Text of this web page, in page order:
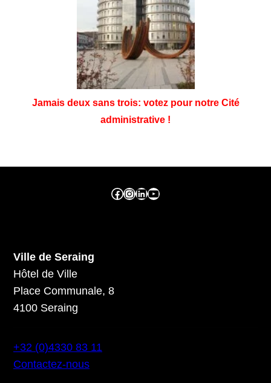
Jamais deux sans trois: votez pour notre Cité
administrative !
Facebook ville de seraing Instragram ville de seraing linkedin – ville de seraing YouTube
Ville de Seraing
Hôtel de Ville
Place Communale, 8
4100 Seraing
+32 (0)4330 83 11
Contactez-nous